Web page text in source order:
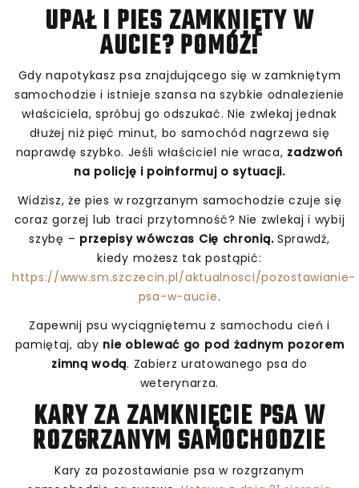
UPAŁ I PIES ZAMKNIĘTY W
AUCIE? POMÓŻ!
Gdy napotykasz psa znajdującego się w zamkniętym
samochodzie i istnieje szansa na szybkie odnalezienie
właściciela, spróbuj go odszukać. Nie zwlekaj jednak
dłużej niż pięć minut, bo samochód nagrzewa się
naprawdę szybko. Jeśli właściciel nie wraca, zadzwoń
na policję i poinformuj o sytuacji.
Widzisz, że pies w rozgrzanym samochodzie czuje się
coraz gorzej lub traci przytomność? Nie zwlekaj i wybij
szybę – przepisy wówczas Cię chronią.Sprawdź,
kiedy możesz tak postąpić:
https://www.sm.szczecin.pl/aktualnosci/pozostawianie-
psa-w-aucie.
Zapewnij psu wyciągniętemu z samochodu cień i
pamiętaj, aby nie oblewać go pod żadnym pozorem
zimną wodą. Zabierz uratowanego psa do
weterynarza.
KARY ZA ZAMKNIĘCIE PSA W
ROZGRZANYM SAMOCHODZIE
Kary za pozostawianie psa w rozgrzanym